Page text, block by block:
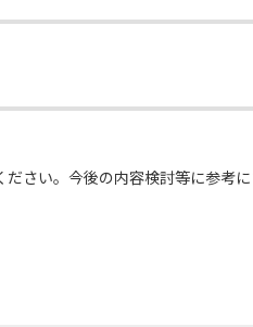
さい。今後の内容検討等に参考に